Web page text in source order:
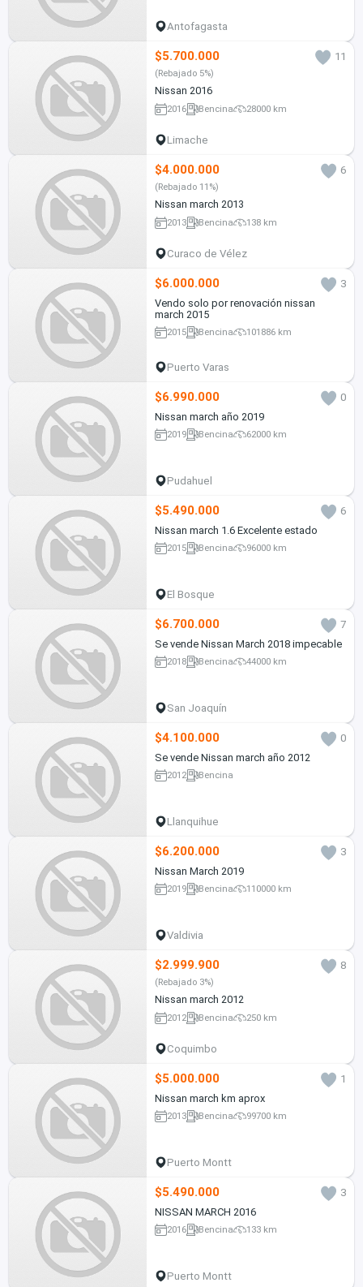
Antofagasta
$5.700.000 11
(Rebajado 5%)
Nissan 2016
2016 Bencina 28000 km
Limache
$4.000.000 6
(Rebajado 11%)
Nissan march 2013
2013 Bencina 138 km
Curaco de Vélez
$6.000.000
3
Vendo solo por renovación nissan
march 2015
2015 Bencina 101886 km
Puerto Varas
$6.990.000
0
Nissan march año 2019
2019 Bencina 62000 km
Pudahuel
$5.490.000
6
Nissan march 1.6 Excelente estado
2015 Bencina 96000 km
El Bosque
$6.700.000
7
Se vende Nissan March 2018 impecable
2018 Bencina 44000 km
San Joaquín
$4.100.000
0
Se vende Nissan march año 2012
2012 Bencina
Llanquihue
$6.200.000
3
Nissan March 2019
2019 Bencina 110000 km
Valdivia
$2.999.900 8
(Rebajado 3%)
Nissan march 2012
2012 Bencina 250 km
Coquimbo
$5.000.000
1
Nissan march km aprox
2013 Bencina 99700 km
Puerto Montt
$5.490.000
3
NISSAN MARCH 2016
2016 Bencina 133 km
Puerto Montt